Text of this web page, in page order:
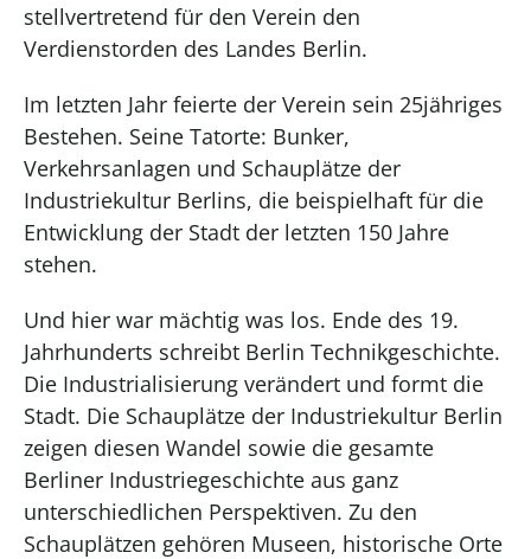
stellvertretend für den Verein den
Verdienstorden des Landes Berlin.
Im letzten Jahr feierte der Verein sein 25jähriges
Bestehen. Seine Tatorte: Bunker,
Verkehrsanlagen und Schauplätze der
Industriekultur Berlins, die beispielhaft für die
Entwicklung der Stadt der letzten 150 Jahre
stehen.
Und hier war mächtig was los. Ende des 19.
Jahrhunderts schreibt Berlin Technikgeschichte.
Die Industrialisierung verändert und formt die
Stadt. Die Schauplätze der Industriekultur Berlin
zeigen diesen Wandel sowie die gesamte
Berliner Industriegeschichte aus ganz
unterschiedlichen Perspektiven. Zu den
Schauplätzen gehören Museen, historische Orte